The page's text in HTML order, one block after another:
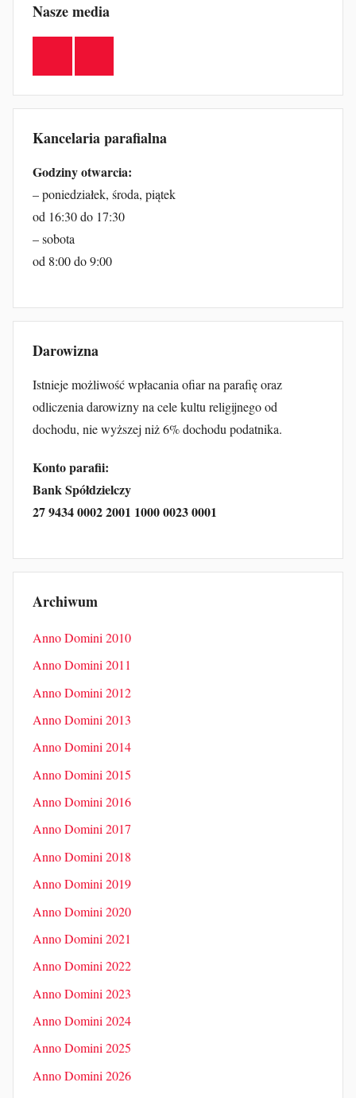
Nasze media
Kancelaria parafialna
Godziny otwarcia:
– poniedziałek, środa, piątek
od 16:30 do 17:30
– sobota
od 8:00 do 9:00
Darowizna
Istnieje możliwość wpłacania ofiar na parafię oraz
odliczenia darowizny na cele kultu religijnego od
dochodu, nie wyższej niż 6% dochodu podatnika.
Konto parafii:
Bank Spółdzielczy
27 9434 0002 2001 1000 0023 0001
Archiwum
Anno Domini 2010
Anno Domini 2011
Anno Domini 2012
Anno Domini 2013
Anno Domini 2014
Anno Domini 2015
Anno Domini 2016
Anno Domini 2017
Anno Domini 2018
Anno Domini 2019
Anno Domini 2020
Anno Domini 2021
Anno Domini 2022
Anno Domini 2023
Anno Domini 2024
Anno Domini 2025
Anno Domini 2026